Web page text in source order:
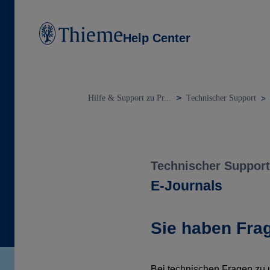
Help Center
Hilfe & Support zu Pr... Technischer Support
Technischer Support
E-Journals
Sie haben